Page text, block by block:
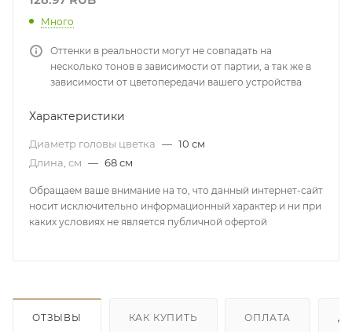
Много
Оттенки в реальности могут не совпадать на
несколько тонов в зависимости от партии, а так же в
зависимости от цветопередачи вашего устройства
Характеристики
Диаметр головы цветка — 10 см
Длина, см — 68 см
Обращаем ваше внимание на то, что данный интернет-сайт
носит исключительно информационный характер и ни при
каких условиях не является публичной офертой
ОТЗЫВЫ КАК КУПИТЬ ОПЛАТА